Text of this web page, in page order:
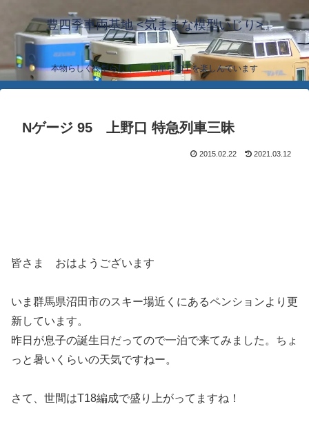
豊四季車両基地 <気ままな模型いじり>
本物らしく模型らしく… 簡単な加工を楽しんでいます
Nゲージ 95 上野口 特急列車三昧
2015.02.22 2021.03.12
皆さま おはようございます
いま群馬県沼田市のスキー場近くにあるペンションより更
新しています。
昨日が息子の誕生日だってので一泊で来てみました。ちょ
っと暑いくらいの天気ですねー。
さて、世間はT18編成で盛り上がってますね！